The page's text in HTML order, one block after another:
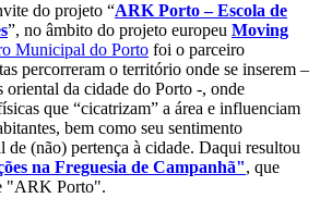
do projeto “ARK Porto – Escola de
”, no âmbito do projeto europeu Moving
Municipal do Porto foi o parceiro
percorreram o território onde se inserem –
oriental da cidade do Porto -, onde
que “cicatrizam” a área e influenciam
bem como seu sentimento
de (não) pertença à cidade. Daqui resultou
na Freguesia de Campanhã", que
"ARK Porto".